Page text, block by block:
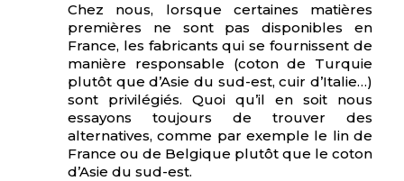
Chez nous, lorsque certaines matières
premières ne sont pas disponibles en
France, les fabricants qui se fournissent de
manière responsable (coton de Turquie
plutôt que d’Asie du sud-est, cuir d’Italie…)
sont privilégiés. Quoi qu’il en soit nous
essayons toujours de trouver des
alternatives, comme par exemple le lin de
France ou de Belgique plutôt que le coton
d’Asie du sud-est.